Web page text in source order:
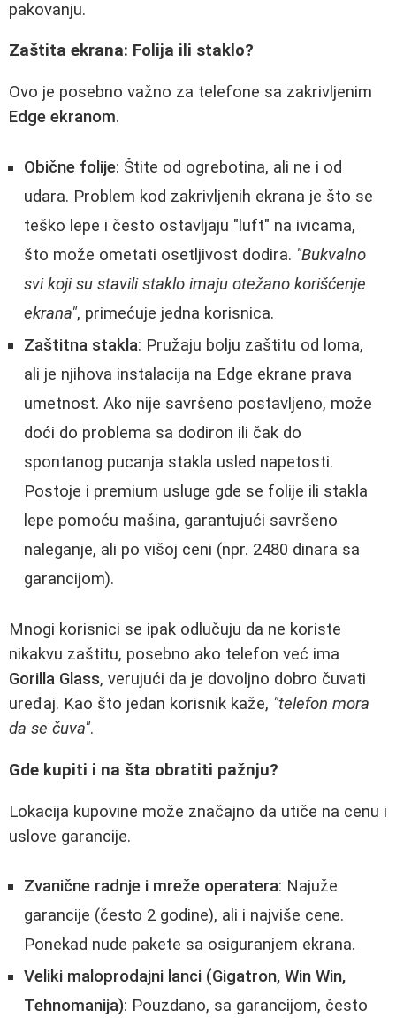
pakovanju.
Zaštita ekrana: Folija ili staklo?
Ovo je posebno važno za telefone sa zakrivljenim
Edge ekranom.
Obične folije: Štite od ogrebotina, ali ne i od
udara. Problem kod zakrivljenih ekrana je što se
teško lepe i često ostavljaju "luft" na ivicama,
što može ometati osetljivost dodira. "Bukvalno
svi koji su stavili staklo imaju otežano korišćenje
ekrana", primećuje jedna korisnica.
Zaštitna stakla: Pružaju bolju zaštitu od loma,
ali je njihova instalacija na Edge ekrane prava
umetnost. Ako nije savršeno postavljeno, može
doći do problema sa dodiron ili čak do
spontanog pucanja stakla usled napetosti.
Postoje i premium usluge gde se folije ili stakla
lepe pomoću mašina, garantujući savršeno
naleganje, ali po višoj ceni (npr. 2480 dinara sa
garancijom).
Mnogi korisnici se ipak odlučuju da ne koriste
nikakvu zaštitu, posebno ako telefon već ima
Gorilla Glass, verujući da je dovoljno dobro čuvati
uređaj. Kao što jedan korisnik kaže, "telefon mora
da se čuva".
Gde kupiti i na šta obratiti pažnju?
Lokacija kupovine može značajno da utiče na cenu i
uslove garancije.
Zvanične radnje i mreže operatera: Najuže
garancije (često 2 godine), ali i najviše cene.
Ponekad nude pakete sa osiguranjem ekrana.
Veliki maloprodajni lanci (Gigatron, Win Win,
Tehnomanija): Pouzdano, sa garancijom, često